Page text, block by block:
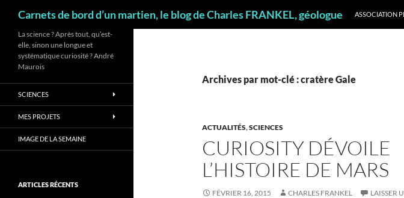
Carnets de bord d’un martien, le blog de Charles FRANKEL, géologue
ASSOCIATION
Archives par mot-clé : cratère Gale
ACTUALITÉS,SCIENCES
CURIOSITY DÉVOILE
L’HISTOIRE DE MARS
FÉVRIER 16, 2015 CHARLES FRANKEL LAISSER
La science ? Après tout, qu’est-
elle, sinon une longue et
systématique curiosité ? André
Maurois
SCIENCES
MES PROJETS
IMAGE DE LA SEMAINE
ARTICLES RÉCENTS